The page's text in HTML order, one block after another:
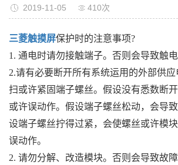
2019-11-05 410次
三菱触摸屏保护时的注意事项?
1. 通电时请勿接触端子。否则会导致触电
2.请有必要断开所有系统运用的外部供
扫或许紧固端子螺丝。假设没有悉数断
或许误动作。假设端子螺丝松动，会导
设端子螺丝拧得过紧，会使螺丝或许模块
误动作。
2. 请勿分解、改造模块。否则会导致故